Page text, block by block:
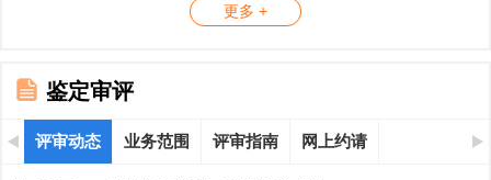
更多 +
鉴定审评
评审动态 业务范围 评审指南 网上约请